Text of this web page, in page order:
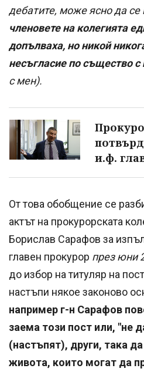
дебатите, може ясно да се
членовете на колегията
допълваха, но никой
несъгласие по същество с
с мен).
и.ф.
От това обобщение се
актът на прокурорската
Борислав Сарафов за
главен прокурор през юни
до избор на титуляр на
настъпи някое законово
например г-н Сарафов
заема този пост или, "не
(настъпят), други, така
живота, които могат да